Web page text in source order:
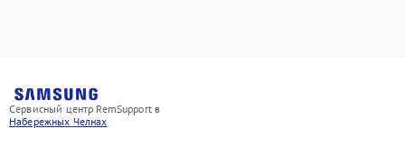
Сервисный центр RemSupport в
Набережных Челнах